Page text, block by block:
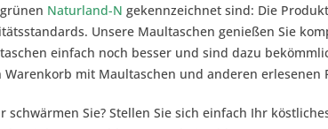
Naturland-N gekennzeichnet sind: Die
Unsere Maultaschen genießen Sie
einfach noch besser und sind dazu
Warenkorb mit Maultaschen und anderen erlesenen
schwärmen Sie? Stellen Sie sich einfach Ihr